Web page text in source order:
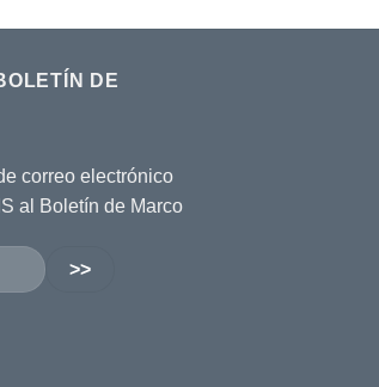
DE
correo electrónico
al Boletín de Marco